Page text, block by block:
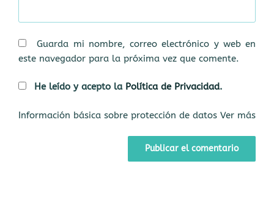
Guarda mi nombre, correo electrónico y web en
este navegador para la próxima vez que comente.
He leído y acepto la Política de Privacidad.
Información básica sobre protección de datos Ver más